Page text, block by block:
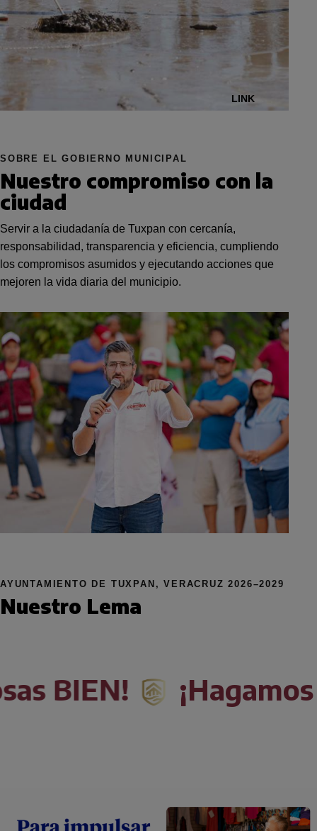
LINK
SOBRE EL GOBIERNO MUNICIPAL
Nuestro compromiso con la
ciudad
Servir a la ciudadanía de Tuxpan con cercanía,
responsabilidad, transparencia y eficiencia, cumpliendo
los compromisos asumidos y ejecutando acciones que
mejoren la vida diaria del municipio.
AYUNTAMIENTO DE TUXPAN, VERACRUZ 2026–2029
Nuestro Lema
¡Hagamos las cosas